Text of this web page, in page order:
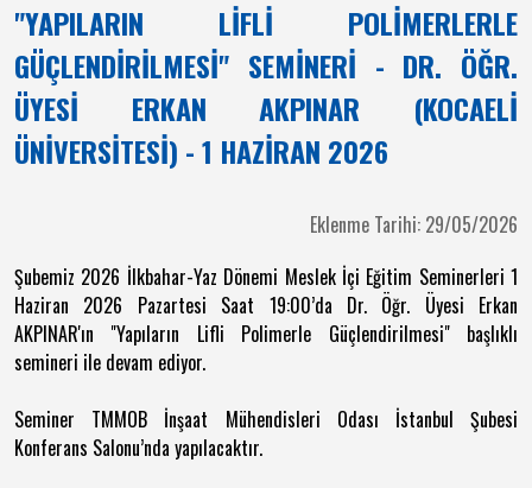
"YAPILARIN LİFLİ POLİMERLERLE
GÜÇLENDİRİLMESİ" SEMİNERİ - DR. ÖĞR.
ÜYESİ ERKAN AKPINAR (KOCAELİ
ÜNİVERSİTESİ) - 1 HAZİRAN 2026
Eklenme Tarihi: 29/05/2026
Şubemiz 2026 İlkbahar-Yaz Dönemi Meslek İçi Eğitim Seminerleri 1
Haziran 2026 Pazartesi Saat 19:00’da Dr. Öğr. Üyesi Erkan
AKPINAR'ın "Yapıların Lifli Polimerle Güçlendirilmesi" başlıklı
semineri ile devam ediyor.
Seminer TMMOB İnşaat Mühendisleri Odası İstanbul Şubesi
Konferans Salonu’nda yapılacaktır.